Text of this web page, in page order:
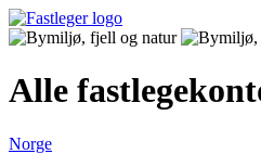
Alle
Norge